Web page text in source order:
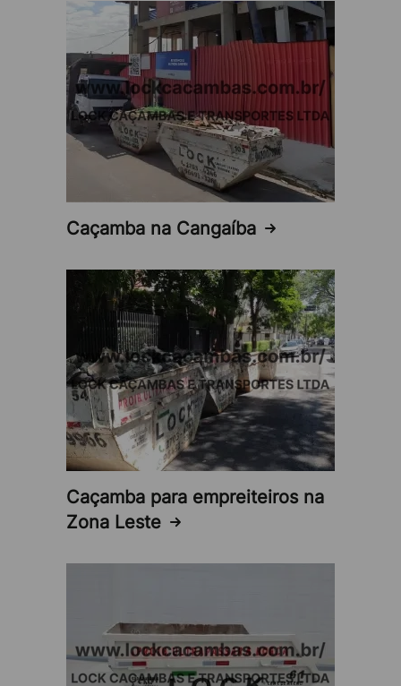
Retorno do investimento:O investimento no
aluguel de caçamba na Vila Bela se torna
vantajoso quando se considera os benefícios em
termos de otimização logística, segurança,
sustentabilidade e economia.
Solução completa e gerenciada:A Lock Caçambas
assume a responsabilidade por todo o processo,
desde a entrega da caçamba até a coleta e
tranquilidade ao cliente.
Maior foco nas atividades estratégicas:O aluguel
de caçamba na Vila Bela permite que o cliente se
concentre nas tarefas principais do projeto, sem
se preocupar com o descarte de entulhos,
reduzindo o estresse e a ansiedade.
Serviço profissional e qualificado: A Lock
alta qualidade, com equipe experiente e
necessidades específicas de cada cliente.
A Lock Caçambas realiza o aluguel de caçamba na
Vila Bela e em diversas outras regiões. Oferecendo
Caçamba na Cangaíba
Caçamba para empreiteiros na
Zona Leste